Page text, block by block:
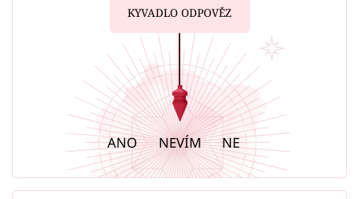
KYVADLO ODPOVĚZ
ANO NEVÍM NE